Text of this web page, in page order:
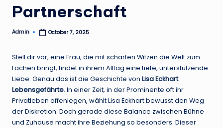
Partnerschaft
Posted
Admin October 7, 2025
Stell dir vor, eine Frau, die mit scharfen Witzen die Welt zum
Lachen bringt, findet in ihrem Alltag eine tiefe, unterstützende
Liebe. Genau das ist die Geschichte von Lisa Eckhart
Lebensgefährte. In einer Zeit, in der Prominente oft ihr
Privatleben offenlegen, wählt Lisa Eckhart bewusst den Weg
der Diskretion. Doch gerade diese Balance zwischen Bühne
und Zuhause macht ihre Beziehung so besonders. Dieser